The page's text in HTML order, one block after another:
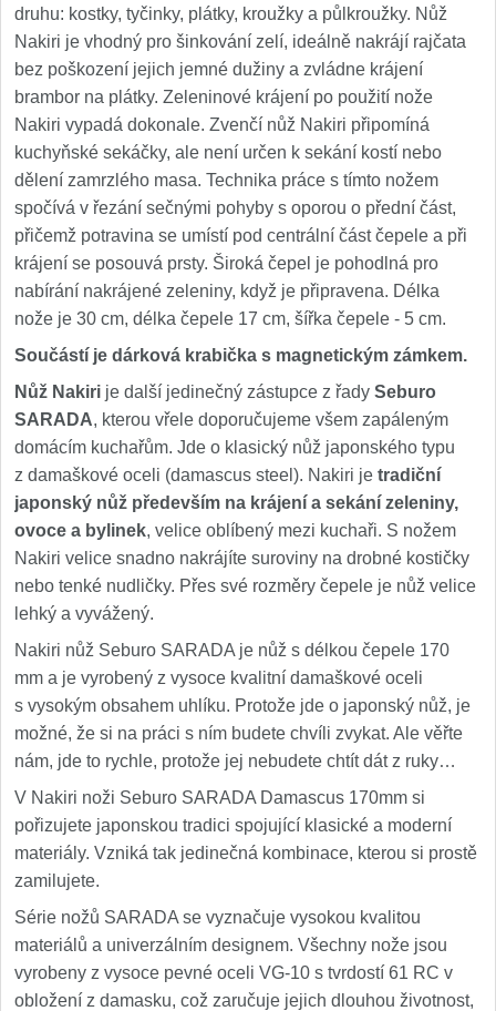
druhu: kostky, tyčinky, plátky, kroužky a půlkroužky. Nůž
Nakiri je vhodný pro šinkování zelí, ideálně nakrájí rajčata
bez poškození jejich jemné dužiny a zvládne krájení
brambor na plátky. Zeleninové krájení po použití nože
Nakiri vypadá dokonale. Zvenčí nůž Nakiri připomíná
kuchyňské sekáčky, ale není určen k sekání kostí nebo
dělení zamrzlého masa. Technika práce s tímto nožem
spočívá v řezání sečnými pohyby s oporou o přední část,
přičemž potravina se umístí pod centrální část čepele a při
krájení se posouvá prsty. Široká čepel je pohodlná pro
nabírání nakrájené zeleniny, když je připravena. Délka
nože je 30 cm, délka čepele 17 cm, šířka čepele - 5 cm.
Součástí je dárková krabička s magnetickým zámkem.
Nůž Nakiri je další jedinečný zástupce z řady Seburo
SARADA, kterou vřele doporučujeme všem zapáleným
domácím kuchařům. Jde o klasický nůž japonského typu
z damaškové oceli (damascus steel). Nakiri je tradiční
japonský nůž především na krájení a sekání zeleniny,
ovoce a bylinek, velice oblíbený mezi kuchaři. S nožem
Nakiri velice snadno nakrájíte suroviny na drobné kostičky
nebo tenké nudličky. Přes své rozměry čepele je nůž velice
lehký a vyvážený.
Nakiri nůž Seburo SARADA je nůž s délkou čepele 170
mm a je vyrobený z vysoce kvalitní damaškové oceli
s vysokým obsahem uhlíku. Protože jde o japonský nůž, je
možné, že si na práci s ním budete chvíli zvykat. Ale věřte
nám, jde to rychle, protože jej nebudete chtít dát z ruky…
V Nakiri noži Seburo SARADA Damascus 170mm si
pořizujete japonskou tradici spojující klasické a moderní
materiály. Vzniká tak jedinečná kombinace, kterou si prostě
zamilujete.
Série nožů SARADA se vyznačuje vysokou kvalitou
materiálů a univerzálním designem. Všechny nože jsou
vyrobeny z vysoce pevné oceli VG-10 s tvrdostí 61 RC v
obložení z damasku, což zaručuje jejich dlouhou životnost,